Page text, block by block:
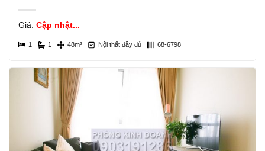
Giá: Cập nhật...
1 1 48m² Nội thất đầy đủ 68-6798